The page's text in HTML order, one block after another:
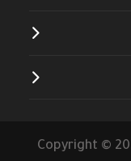
Copyright ©